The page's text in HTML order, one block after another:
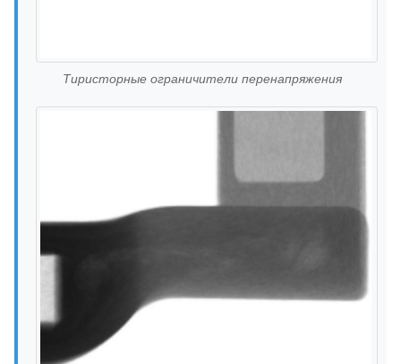
Тиристорные ограничители перенапряжения